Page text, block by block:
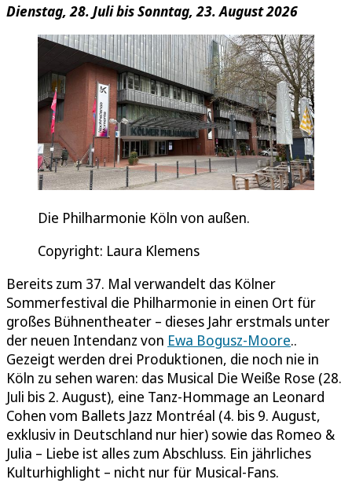
Dienstag, 28. Juli bis Sonntag, 23. August 2026
Die Philharmonie Köln von außen.
Copyright: Laura Klemens
Bereits zum 37. Mal verwandelt das Kölner
Sommerfestival die Philharmonie in einen Ort für
großes Bühnentheater – dieses Jahr erstmals unter
der neuen Intendanz von Ewa Bogusz-Moore..
Gezeigt werden drei Produktionen, die noch nie in
Köln zu sehen waren: das Musical Die Weiße Rose (28.
Juli bis 2. August), eine Tanz-Hommage an Leonard
Cohen vom Ballets Jazz Montréal (4. bis 9. August,
exklusiv in Deutschland nur hier) sowie das Romeo &
Julia – Liebe ist alles zum Abschluss. Ein jährliches
Kulturhighlight – nicht nur für Musical-Fans.